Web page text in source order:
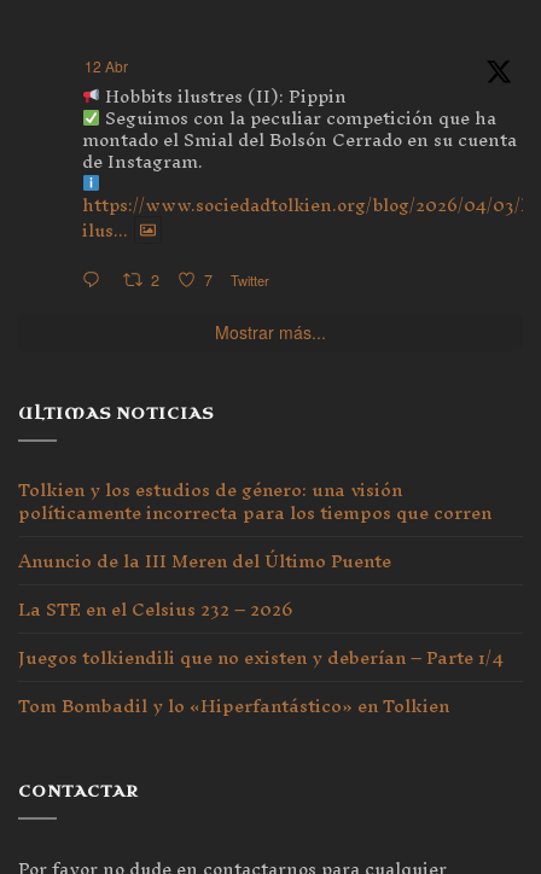
12 Abr
Hobbits ilustres (II): Pippin
Seguimos con la peculiar competición que ha
montado el Smial del Bolsón Cerrado en su cuenta
de Instagram.
https://www.sociedadtolkien.org/blog/2026/04/03/
ilus...
2 7 Twitter
Mostrar más...
ULTIMAS NOTICIAS
Tolkien y los estudios de género: una visión
políticamente incorrecta para los tiempos que corren
Anuncio de la III Meren del Último Puente
La STE en el Celsius 232 – 2026
Juegos tolkiendili que no existen y deberían – Parte 1/4
Tom Bombadil y lo «Hiperfantástico» en Tolkien
CONTACTAR